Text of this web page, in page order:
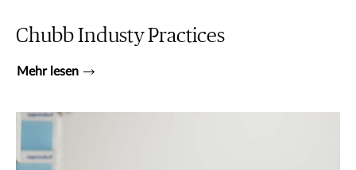
Chubb Industy Practices
Mehr lesen